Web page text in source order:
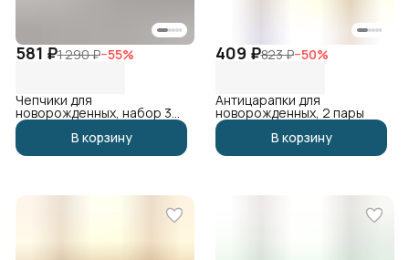
581 ₽1 290 ₽−55%
Чепчики для
новорожденных, набор 3
шт
В корзину
409 ₽823 ₽−50%
Антицарапки для
новорожденных, 2 пары
В корзину